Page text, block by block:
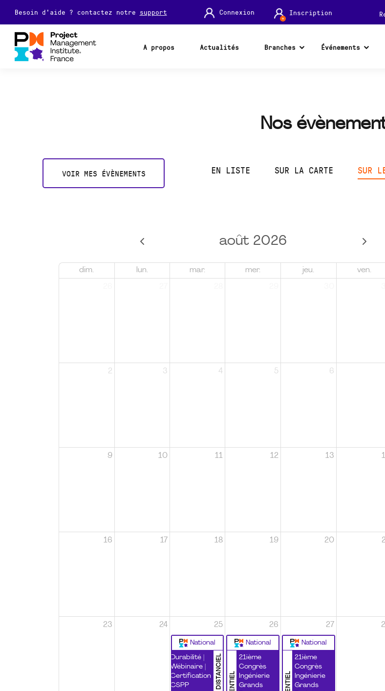
Besoin d'aide ? contactez notre support Connexion Inscription
A propos Actualités Branches Événements
Nos
VOIR MES ÉVÈNEMENTS EN LISTE SUR LA CARTE SUR
août 2026
dim. lun. mar. mer. jeu. ven.
2 3 4 5 6
9 10 11 12 13
16 17 18 19 20
23 24 25
National
DISTANCIEL
Durabilité |
Wébinaire |
Certification
CSPP
26
National
21ième
Congrès
Ingénierie
Grands
27
National
21ième
Congrès
Ingénierie
Grands